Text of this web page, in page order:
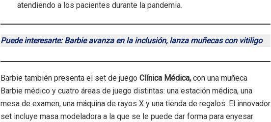
atendiendo a los pacientes durante la pandemia.
Puede interesarte: Barbie avanza en la inclusión, lanza muñecas con vitiligo
Barbie también presenta el set de juego Clínica Médica, con una muñeca
Barbie médico y cuatro áreas de juego distintas: una estación médica, una
mesa de examen, una máquina de rayos X y una tienda de regalos. El innovador
set incluye masa modeladora a la que se le puede dar forma para enyesar